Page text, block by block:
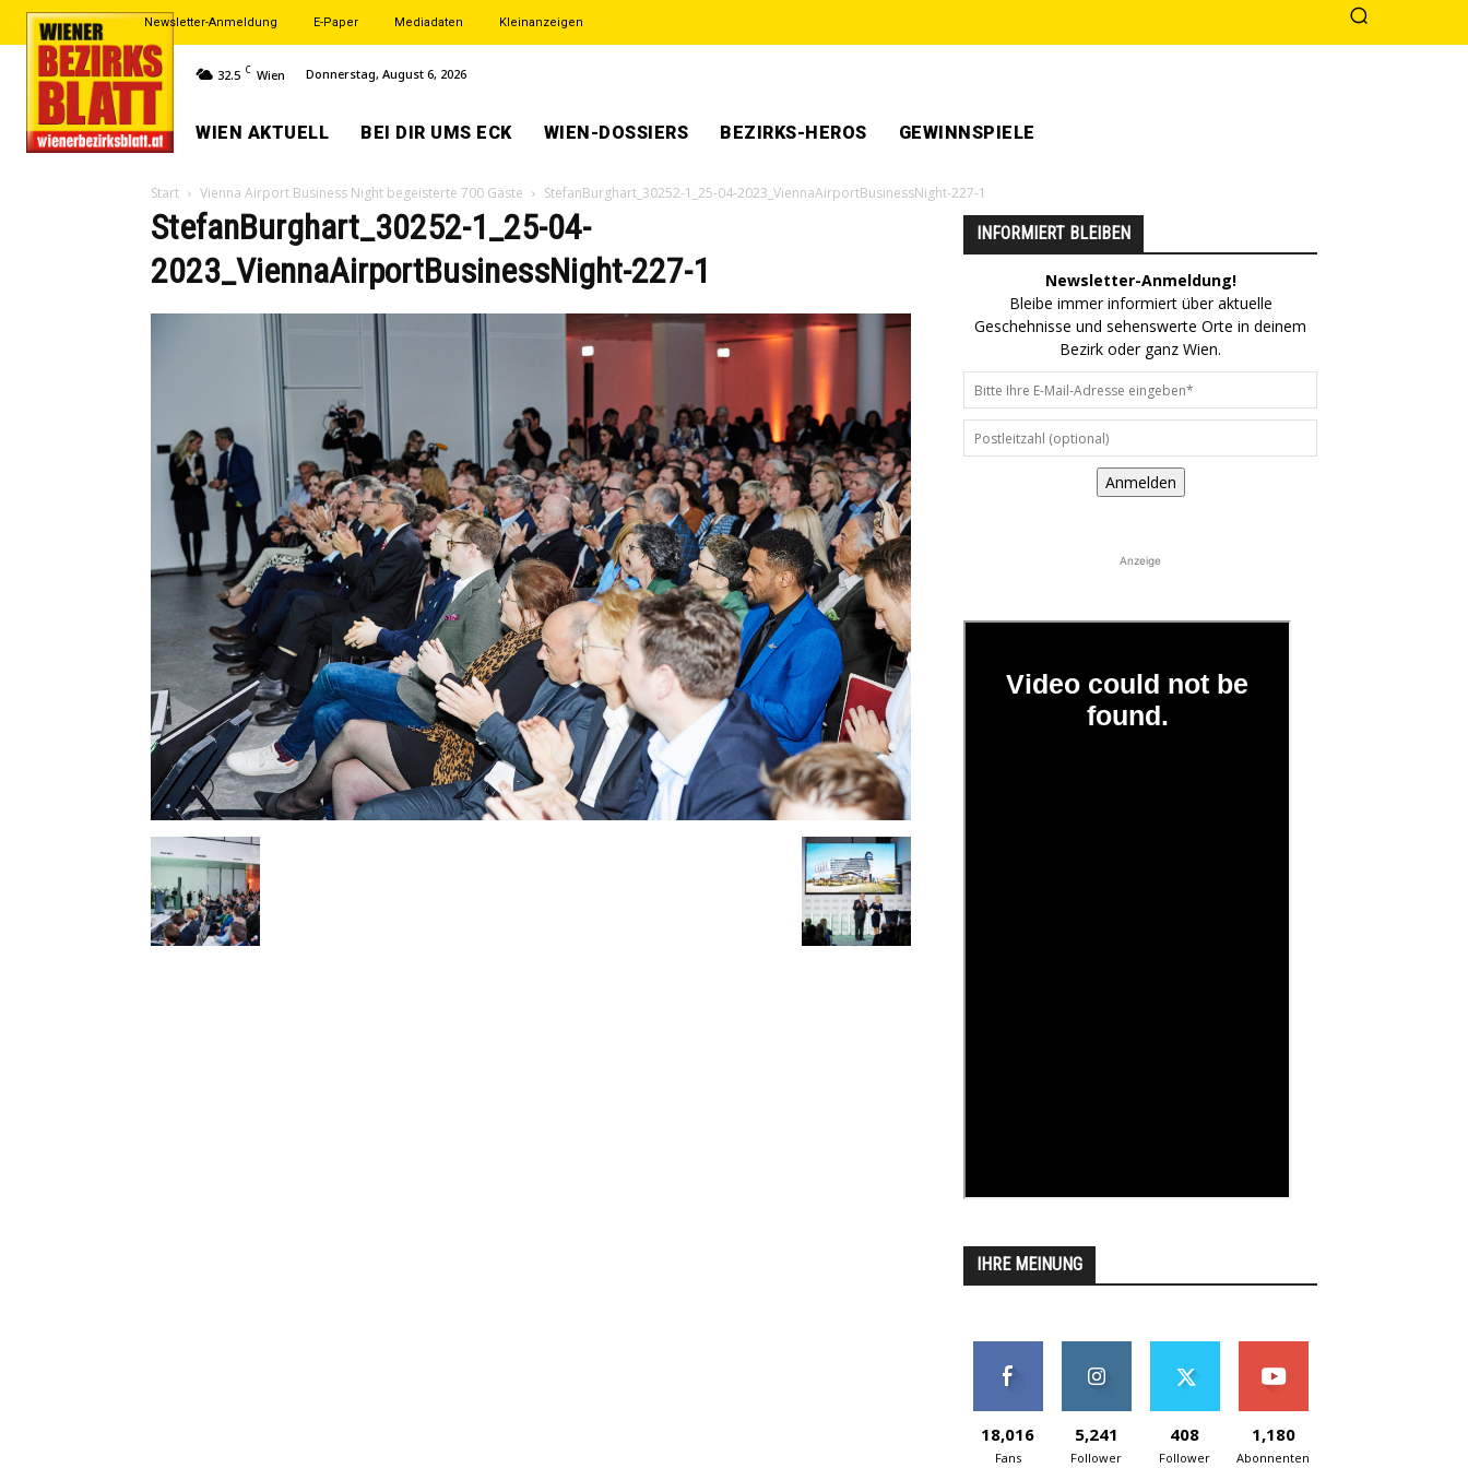
Newsletter-Anmeldung E-Paper Mediadaten Kleinanzeigen
32.5 C Wien Donnerstag, August 6, 2026
WIEN AKTUELL BEI DIR UMS ECK WIEN-DOSSIERS BEZIRKS-HEROS GEWINNSPIELE
Start Vienna Airport Business Night begeisterte 700 Gäste StefanBurghart_30252-1_25-04-2023_ViennaAirportBusinessNight-227-1
StefanBurghart_30252-1_25-04-
2023_ViennaAirportBusinessNight-227-1
INFORMIERT BLEIBEN
Newsletter-Anmeldung!
Bleibe immer informiert über aktuelle
Geschehnisse und sehenswerte Orte in deinem
Bezirk oder ganz Wien.
Anmelden
Anzeige
IHRE MEINUNG
18,016
Fans
5,241
Follower
408
Follower
1,180
Abonnenten